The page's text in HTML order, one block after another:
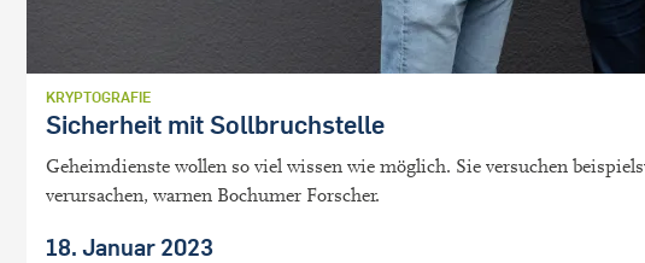
KRYPTOGRAFIE
Sicherheit mit Sollbruchstelle
Geheimdienste wollen so viel wissen wie möglich. Sie versuchen
verursachen, warnen Bochumer Forscher.
18. Januar 2023